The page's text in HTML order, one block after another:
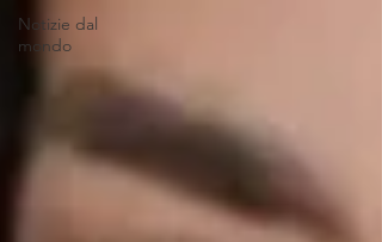
Notizie dal
mondo